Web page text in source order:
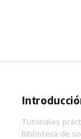
Tutoriales
Biblioteca de